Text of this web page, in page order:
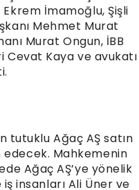
İmamoğlu, Şişli
Mehmet Murat
Murat Ongun, İBB
Cevat Kaya ve avukatı
tutuklu Ağaç AŞ satın
edecek. Mahkemenin
Ağaç AŞ’ye yönelik
insanları Ali Üner ve